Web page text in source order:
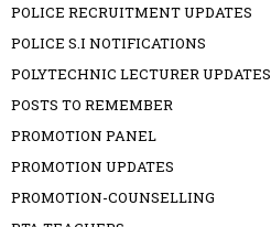
POLICE RECRUITMENT UPDATES
POLICE S.I NOTIFICATIONS
POLYTECHNIC LECTURER UPDATES
POSTS TO REMEMBER
PROMOTION PANEL
PROMOTION UPDATES
PROMOTION-COUNSELLING